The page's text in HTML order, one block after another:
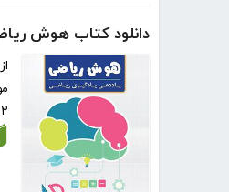
دانلود کتاب هوش